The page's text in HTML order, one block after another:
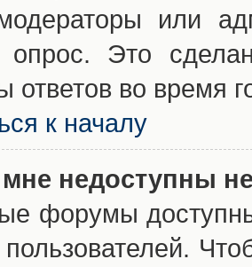
или
опрос. Это
ответов во время
к началу
недоступны
форумы